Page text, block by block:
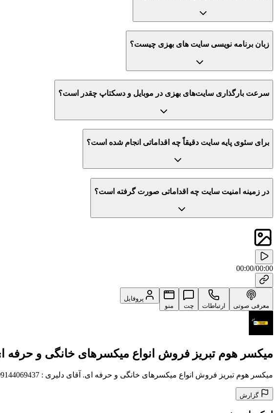
زبان برنامه نویسی سایت های بهزی چیست؟
سرعت بارگذاری سایت‌های بهزی در موبایل و دسکتاپ چقدر است؟
برای سئوی پایه سایت دقیقاً چه اقداماتی انجام شده است؟
در زمینه امنیت سایت چه اقداماتی صورت گرفته است؟
00:00/00:00
معرفی صوتی ارتباطات چت منو
پروفایل
میکسر هوم تبریز فروش انواع میکسرهای خانگی و حرفه
‫میکسر هوم تبریز فروش انواع میکسرهای خانگی و حرفه ای. آقای دلیری : 09144069437
گزارش